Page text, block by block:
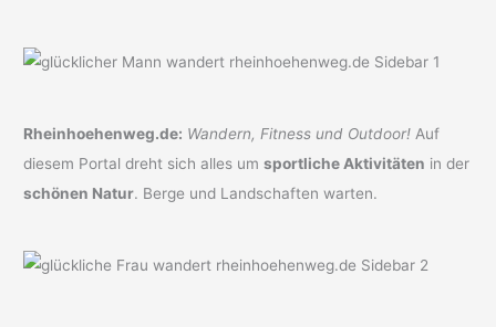
Rheinhoehenweg.de: Wandern, Fitness und Outdoor! Auf
diesem Portal dreht sich alles umsportliche Aktivitäten in der
schönen Natur. Berge und Landschaften warten.